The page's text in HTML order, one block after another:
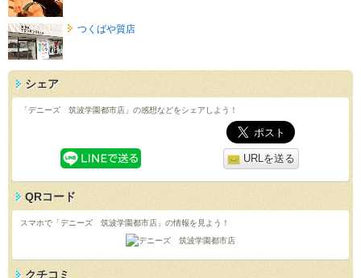
つくばや質店
シェア
「デニーズ 筑波学園都市店」の感想などをシェアしよう！
URLを送る
QRコード
スマホで「デニーズ 筑波学園都市店」の情報を見よう！
クチコミ